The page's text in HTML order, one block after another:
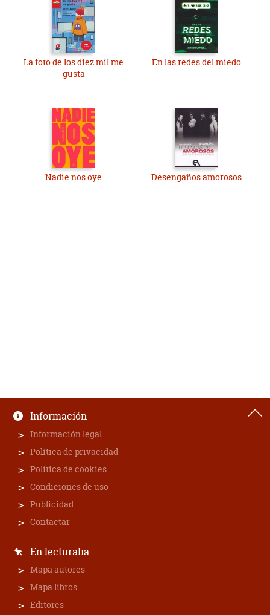
La foto de los diez mil me
gusta
En las redes del miedo
Nadie nos oye Desengaños amorosos
Información
Información legal
Política de privacidad
Política de cookies
Condiciones de uso
Publicidad
Contactar
En lecturalia
Mapa autores
Mapa libros
Editores